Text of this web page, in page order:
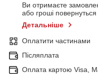
Ви отримаєте
або гроші
Детальніше
Оплатити частинами
Післяплата
Оплата картою Visa,